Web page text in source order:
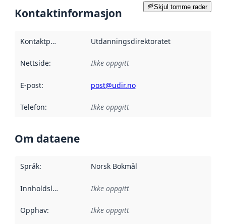
Skjul tomme rader
Kontaktinformasjon
Kontaktpunkt Utdanningsdirektoratet
Nettside: Ikke oppgitt
E-post: post@udir.no
Telefon: Ikke oppgitt
Om dataene
Språk: Norsk Bokmål
Innholdsleverandører :
Ikke oppgitt
Opphav: Ikke oppgitt